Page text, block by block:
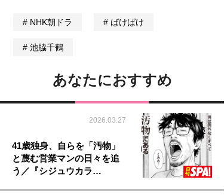
NHK朝ドラ ばけばけ
池脇千鶴
あなたにおすすめ
2026.03.27
41歳独身、自らを「汚物」
と蔑む営業マンの日々を追
う／『シジュウカラ…